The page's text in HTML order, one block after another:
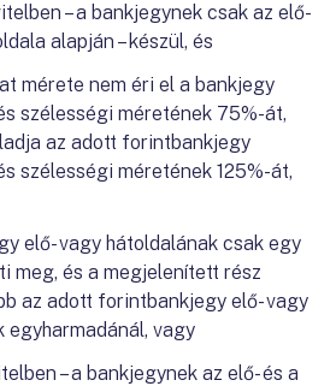
– a bankjegynek csak az elő-
alapján – készül, és
mérete nem éri el a bankjegy
szélességi méretének 75%-át,
az adott forintbankjegy
szélességi méretének 125%-át,
elő- vagy hátoldalának csak egy
meg, és a megjelenített rész
az adott forintbankjegy elő- vagy
egyharmadánál, vagy
– a bankjegynek az elő- és a